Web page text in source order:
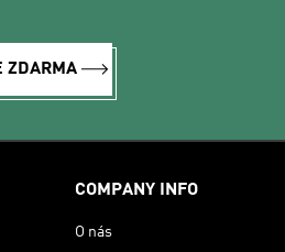
ZDARMA
COMPANY INFO
O nás